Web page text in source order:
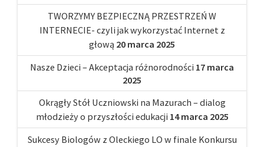
TWORZYMY BEZPIECZNĄ PRZESTRZEŃ W
INTERNECIE- czyli jak wykorzystać Internet z
głową 20 marca 2025
Nasze Dzieci – Akceptacja różnorodności 17 marca
2025
Okrągły Stół Uczniowski na Mazurach – dialog
młodzieży o przyszłości edukacji 14 marca 2025
Sukcesy Biologów z Oleckiego LO w finale Konkursu